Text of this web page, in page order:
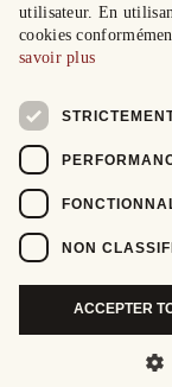
utilisateur. En
cookies
savoir plus
NON
ACCEPTER